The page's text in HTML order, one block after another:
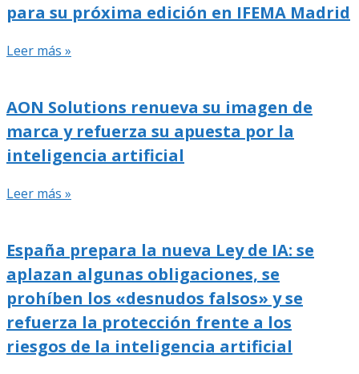
para su próxima edición en IFEMA Madrid
Leer más »
AON Solutions renueva su imagen de
marca y refuerza su apuesta por la
inteligencia artificial
Leer más »
España prepara la nueva Ley de IA: se
aplazan algunas obligaciones, se
prohíben los «desnudos falsos» y se
refuerza la protección frente a los
riesgos de la inteligencia artificial